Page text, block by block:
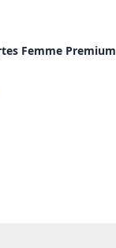
Femme Premium